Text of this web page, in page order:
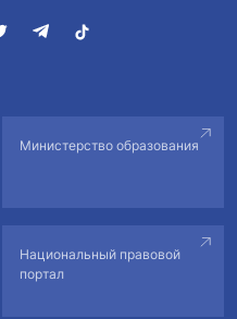
Министерство образования
Национальный правовой
портал